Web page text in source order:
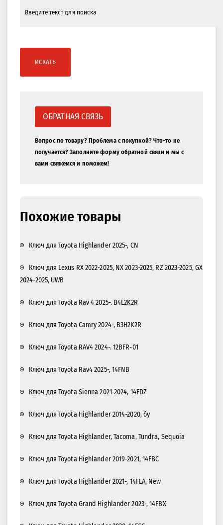
ИСКАТЬ
ОБРАТНАЯ СВЯЗЬ
Вопрос по товару? Проблема с покупкой? Что-то не
получается? Заполните форму обратной связи и мы с
вами свяжемся и поможем!
Похожие товары
Ключ для Toyota Highlander 2025-, CN
Ключ для Lexus RX 2022-2025, NX 2023-2025, RZ 2023-2025, GX
2024-2025, UWB
Ключ для Toyota Rav 4 2025-. B4L2K2R
Ключ для Toyota Camry 2024-, B3H2K2R
Ключ для Toyota RAV4 2024-. 12BFR-01
Ключ для Toyota Rav4 2025-, 14FNB
Ключ для Toyota Sienna 2021-2024, 14FDZ
Ключ для Toyota Highlander 2014-2020, бу
Ключ для Toyota Highlander, Tacoma, Tundra, Sequoia
Ключ для Toyota Highlander 2019-2021, 14FBC
Ключ для Toyota Highlander 2021-, 14FLA, New
Ключ для Toyota Grand Highlander 2023-, 14FBX